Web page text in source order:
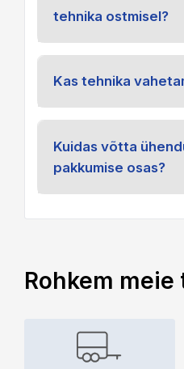
tehnika ostmisel?
Kas tehnika
Kuidas võtta
pakkumise osas?
Rohkem